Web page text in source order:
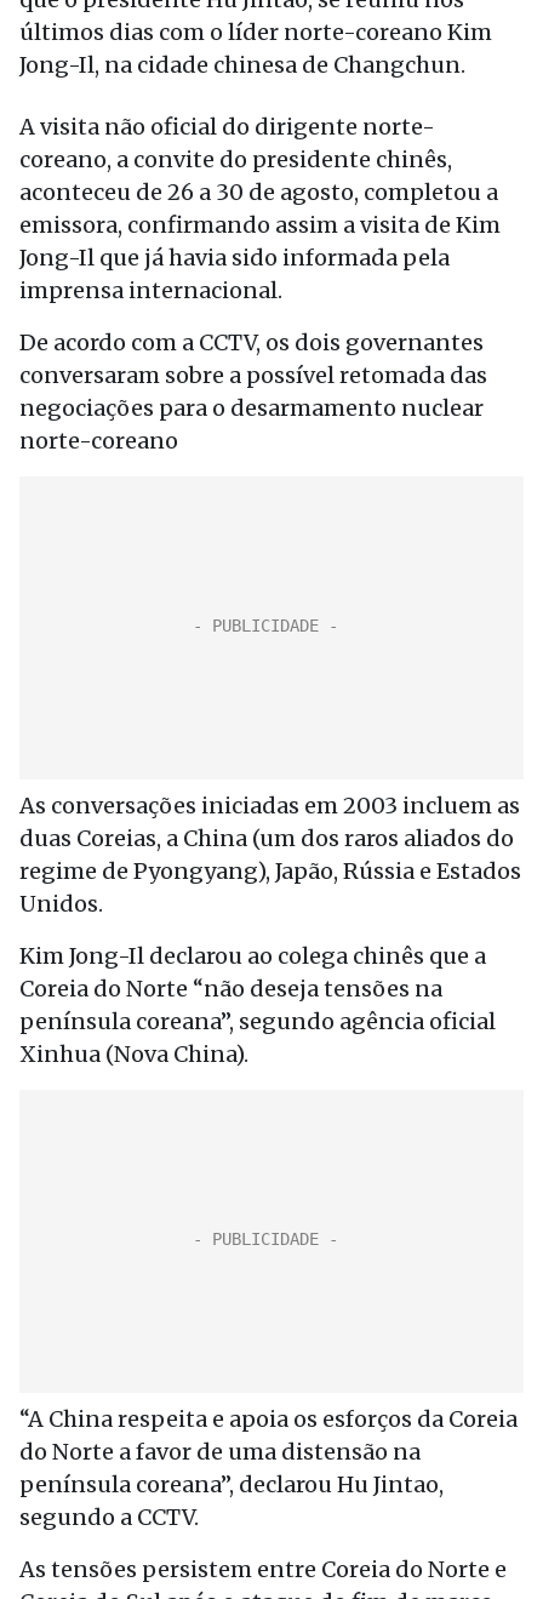
últimos dias com o líder norte-coreano Kim
Jong-Il, na cidade chinesa de Changchun.
A visita não oficial do dirigente norte-
coreano, a convite do presidente chinês,
aconteceu de 26 a 30 de agosto, completou a
emissora, confirmando assim a visita de Kim
Jong-Il que já havia sido informada pela
imprensa internacional.
De acordo com a CCTV, os dois governantes
conversaram sobre a possível retomada das
negociações para o desarmamento nuclear
norte-coreano
As conversações iniciadas em 2003 incluem as
duas Coreias, a China (um dos raros aliados do
regime de Pyongyang), Japão, Rússia e Estados
Unidos.
Kim Jong-Il declarou ao colega chinês que a
Coreia do Norte “não deseja tensões na
península coreana”, segundo agência oficial
Xinhua (Nova China).
“A China respeita e apoia os esforços da Coreia
do Norte a favor de uma distensão na
península coreana”, declarou Hu Jintao,
segundo a CCTV.
As tensões persistem entre Coreia do Norte e